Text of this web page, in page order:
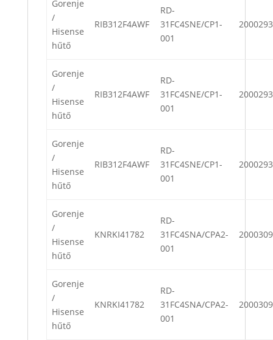
Gorenje
/
Hisense
hűtő
RIB312F4AWF
RD-
31FC4SNE/CP1-
001
Gorenje
/
Hisense
hűtő
RIB312F4AWF
RD-
31FC4SNE/CP1-
001
Gorenje
/
Hisense
hűtő
RIB312F4AWF
RD-
31FC4SNE/CP1-
001
Gorenje
/
Hisense
hűtő
KNRKI41782
RD-
31FC4SNA/CPA2-
001
Gorenje
/
Hisense
hűtő
KNRKI41782
RD-
31FC4SNA/CPA2-
001